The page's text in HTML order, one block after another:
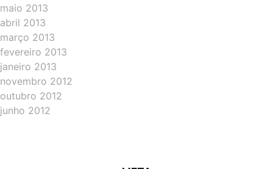
maio 2013
abril 2013
março 2013
fevereiro 2013
janeiro 2013
novembro 2012
outubro 2012
junho 2012